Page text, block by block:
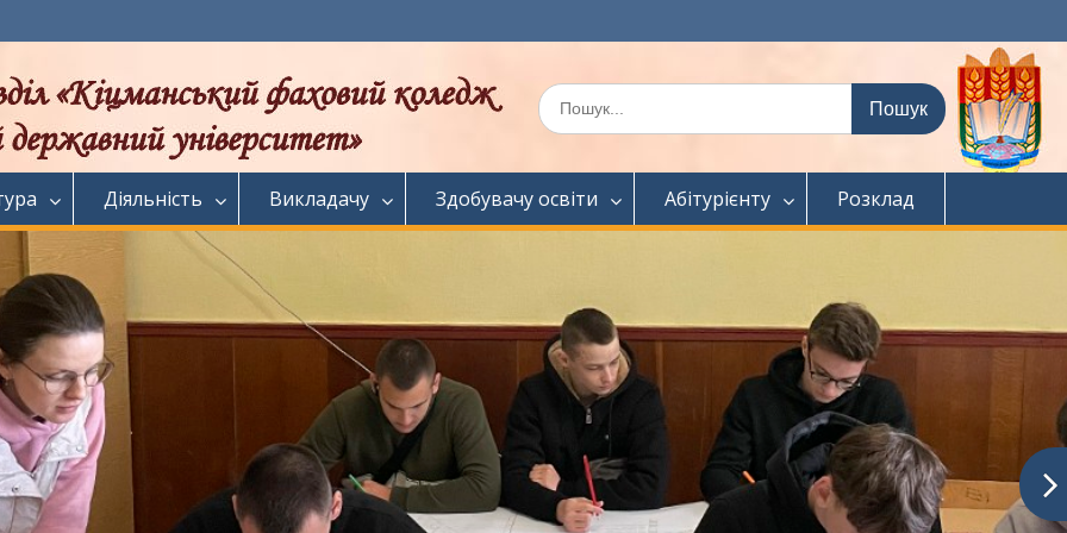
Шукати:
Діяльність Викладачу Здобувачу освіти Абітурієнту Розклад